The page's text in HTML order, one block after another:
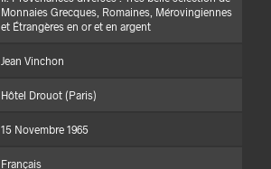
Monnaies Grecques, Romaines, Mérovingiennes
et Étrangères en or et en argent
Jean Vinchon
Hôtel Drouot (Paris)
15 Novembre 1965
Français